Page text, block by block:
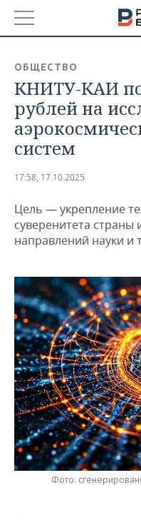
БАШКОРТОСТАН
ТАТАРСТАН
УДМУРТИЯ
НОВОСТИ
АНАЛИТИКА
НОВОСТИ АНАЛИТИКИ
ДЕКЛАРАЦИИ О
КОРОЛИ ГОСЗАКАЗА
ВУЗЫ ТАТАРСТАНА
КОМУ ПРИНАДЛЕЖАТ
ТОРГОВЫЕ ЦЕНТРЫ
ТАТАРСТАНА
ЭКОНОМИКА
НОВОСТИ ЭКОНОМИКИ
ФИНАНСЫ
БАНКИ
БЮДЖЕТ
ИНВЕСТИЦИИ
ПРОМЫШЛЕННОСТЬ
НОВОСТИ
ПРОМЫШЛЕННОСТИ
МАШИНОСТРОЕНИЕ
НЕФТЕХИМИЯ
НЕФТЬ
ОПК
ЭНЕРГЕТИКА
НЕДВИЖИМОСТЬ
НОВОСТИ
АВТО
НОВОСТИ АВТО
БИЗНЕС
НОВОСТИ БИЗНЕСА
РОЗНИЧНАЯ
ТРАНСПОРТ
УСЛУГИ
ТЕХНОЛОГИИ
НОВОСТИ
IT
МЕДИА
МЕРОПРИЯТИЯ
НОВОСТИ
ВЫЕЗДНАЯ
БИЗНЕС-БРАНЧИ
ONLINE-
СПОРТ
НОВОСТИ СПОРТА
ФУТБОЛ
ХОККЕЙ
ОБЩЕСТВО
НОВОСТИ ОБЩЕСТВА
ВЛАСТЬ
ФОТОГАЛЕРЕЯ
СЮЖЕТЫ
ОБЩЕСТВО
КНИТУ-КАИ
рублей на
систем
17:58, 17.10.2025
Цель — укрепление
суверенитета
направлений науки и
Фото: